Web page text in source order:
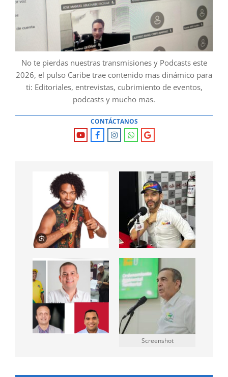
No te pierdas nuestras transmisiones y Podcasts este
2026, el pulso Caribe trae contenido mas dinámico para
ti: Editoriales, entrevistas, cubrimiento de eventos,
podcasts y mucho mas.
CONTÁCTANOS
Screenshot